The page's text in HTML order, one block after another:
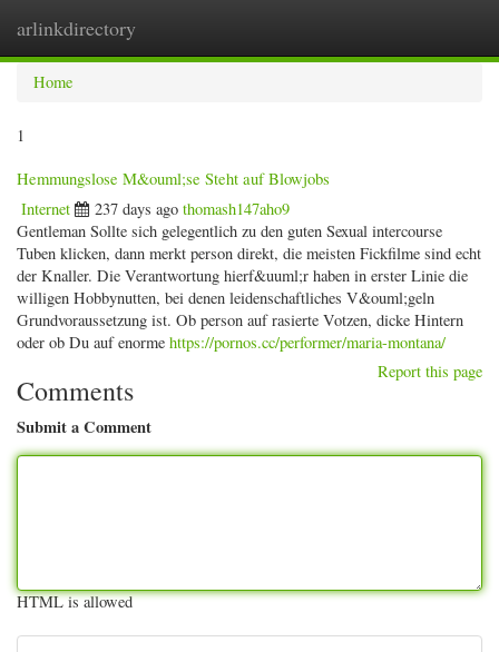
arlinkdirectory
Home
1
Hemmungslose M&ouml;se Steht auf Blowjobs
Internet 237 days ago thomash147aho9
Gentleman Sollte sich gelegentlich zu den guten Sexual intercourse
Tuben klicken, dann merkt person direkt, die meisten Fickfilme sind echt
der Knaller. Die Verantwortung hierf&uuml;r haben in erster Linie die
willigen Hobbynutten, bei denen leidenschaftliches V&ouml;geln
Grundvoraussetzung ist. Ob person auf rasierte Votzen, dicke Hintern
oder ob Du auf enorme https://pornos.cc/performer/maria-montana/
Report this page
Comments
Submit a Comment
HTML is allowed